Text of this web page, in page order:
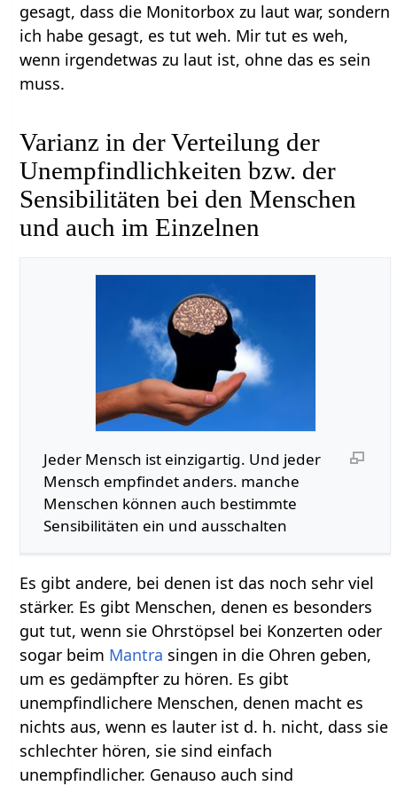
gesagt, dass die Monitorbox zu laut war, sondern
ich habe gesagt, es tut weh. Mir tut es weh,
wenn irgendetwas zu laut ist, ohne das es sein
muss.
Varianz in der Verteilung der
Unempfindlichkeiten bzw. der
Sensibilitäten bei den Menschen
und auch im Einzelnen
Jeder Mensch ist einzigartig. Und jeder
Mensch empfindet anders. manche
Menschen können auch bestimmte
Sensibilitäten ein und ausschalten
Es gibt andere, bei denen ist das noch sehr viel
stärker. Es gibt Menschen, denen es besonders
gut tut, wenn sie Ohrstöpsel bei Konzerten oder
sogar beim Mantra singen in die Ohren geben,
um es gedämpfter zu hören. Es gibt
unempfindlichere Menschen, denen macht es
nichts aus, wenn es lauter ist d. h. nicht, dass sie
schlechter hören, sie sind einfach
unempfindlicher. Genauso auch sind